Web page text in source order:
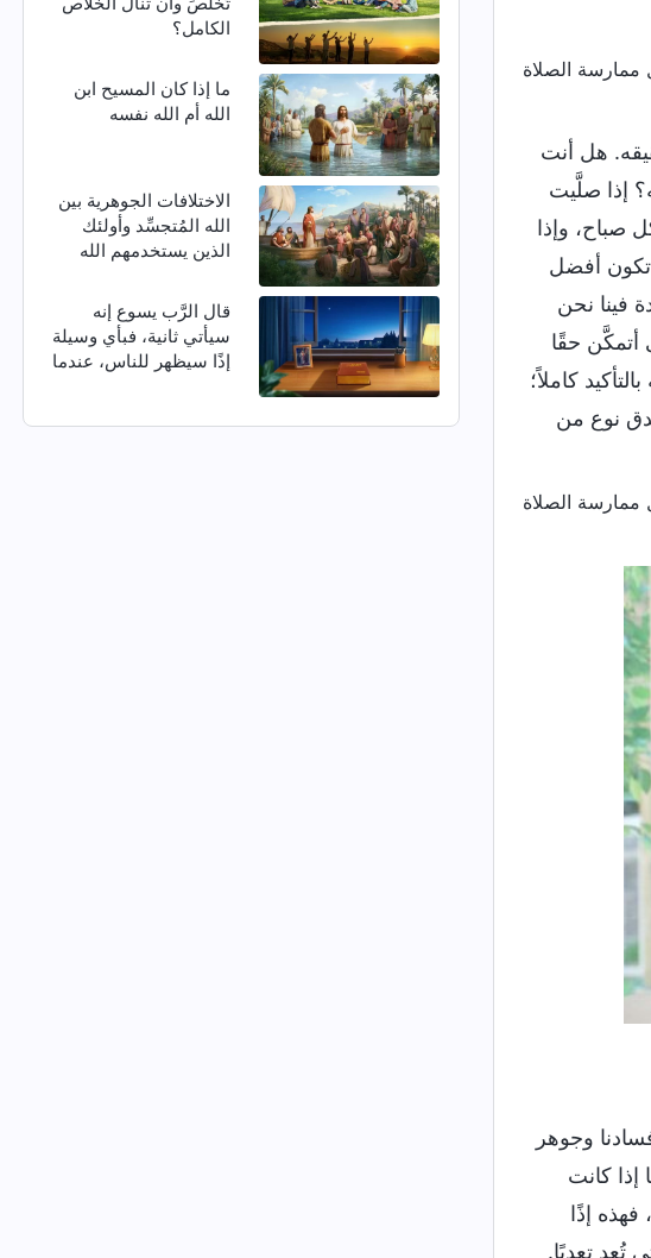
هل أنت
إذا صلَّيت
صباح، وإذا
تكون أفضل
فينا نحن
أتمكَّن حقًا
كاملاً؛
نوع من
وجوهر
إذا كانت
إذًا
تُعد تعديًا.
الكامل؟
ما إذا كان المسيح ابن
الله أم الله نفسه
الاختلافات الجوهرية بين
الله المُتجسِّد وأولئك
الذين يستخدمهم الله
قال الرَّب يسوع إنه
سيأتي ثانية، فبأي وسيلة
إذًا سيظهر للناس، عندما